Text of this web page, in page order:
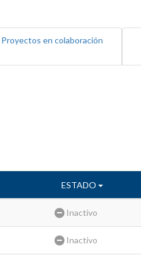
Proyectos en colaboración
ESTADO
Inactivo
Inactivo